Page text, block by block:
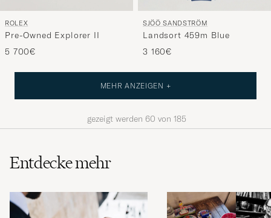
ROLEX
Pre-Owned Explorer II
5 700€
SJÖÖ SANDSTRÖM
Landsort 459m Blue
3 160€
MEHR ANZEIGEN +
gezeigt werden 60 von 185
Entdecke mehr